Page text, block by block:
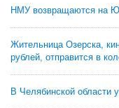
НМУ возвращаются на
Жительница Озерска,
рублей, отправится в
В Челябинской области